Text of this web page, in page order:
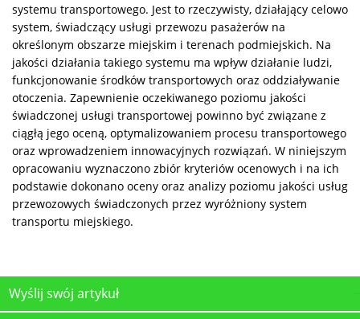
systemu transportowego. Jest to rzeczywisty, działający celowo
system, świadczący usługi przewozu pasażerów na
określonym obszarze miejskim i terenach podmiejskich. Na
jakości działania takiego systemu ma wpływ działanie ludzi,
funkcjonowanie środków transportowych oraz oddziaływanie
otoczenia. Zapewnienie oczekiwanego poziomu jakości
świadczonej usługi transportowej powinno być związane z
ciągłą jego oceną, optymalizowaniem procesu transportowego
oraz wprowadzeniem innowacyjnych rozwiązań. W niniejszym
opracowaniu wyznaczono zbiór kryteriów ocenowych i na ich
podstawie dokonano oceny oraz analizy poziomu jakości usług
przewozowych świadczonych przez wyróżniony system
transportu miejskiego.
Wyślij swój artykuł